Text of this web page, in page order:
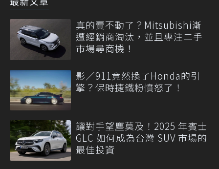
真的賣不動了？Mitsubishi漸
遭經銷商淘汰，並且專注二手
市場尋商機！
影／911竟然換了Honda的引
擎？保時捷鐵粉憤怒了！
讓對手望塵莫及！2025 年賓士
GLC 如何成為台灣 SUV 市場的
最佳投資